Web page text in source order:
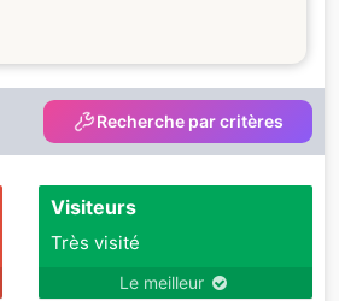
Recherche par critères
Visiteurs
Très visité
Le meilleur